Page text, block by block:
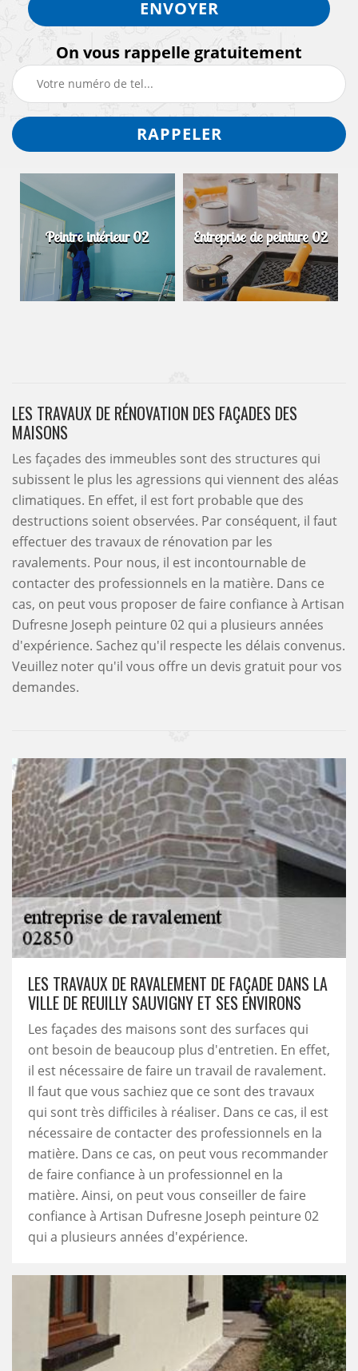
On vous rappelle gratuitement
Peintre intérieur 02 Entreprise de peinture 02
LES TRAVAUX DE RÉNOVATION DES FAÇADES DES
MAISONS
Les façades des immeubles sont des structures qui
subissent le plus les agressions qui viennent des aléas
climatiques. En effet, il est fort probable que des
destructions soient observées. Par conséquent, il faut
effectuer des travaux de rénovation par les
ravalements. Pour nous, il est incontournable de
contacter des professionnels en la matière. Dans ce
cas, on peut vous proposer de faire confiance à Artisan
Dufresne Joseph peinture 02 qui a plusieurs années
d'expérience. Sachez qu'il respecte les délais convenus.
Veuillez noter qu'il vous offre un devis gratuit pour vos
demandes.
LES TRAVAUX DE RAVALEMENT DE FAÇADE DANS LA
VILLE DE REUILLY SAUVIGNY ET SES ENVIRONS
Les façades des maisons sont des surfaces qui
ont besoin de beaucoup plus d'entretien. En effet,
il est nécessaire de faire un travail de ravalement.
Il faut que vous sachiez que ce sont des travaux
qui sont très difficiles à réaliser. Dans ce cas, il est
nécessaire de contacter des professionnels en la
matière. Dans ce cas, on peut vous recommander
de faire confiance à un professionnel en la
matière. Ainsi, on peut vous conseiller de faire
confiance à Artisan Dufresne Joseph peinture 02
qui a plusieurs années d'expérience.